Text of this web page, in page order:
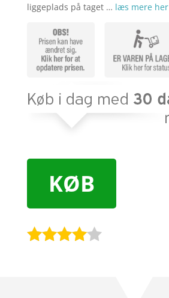
liggeplads på taget … læs mere her
KØB